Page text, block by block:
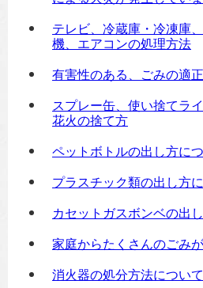
テレビ、冷蔵庫・冷凍庫
機、エアコンの処理方法
有害性のある、ごみの適
スプレー缶、使い捨てラ
花火の捨て方
ペットボトルの出し方に
プラスチック類の出し方
カセットガスボンベの出
家庭からたくさんのごみ
消火器の処分方法について